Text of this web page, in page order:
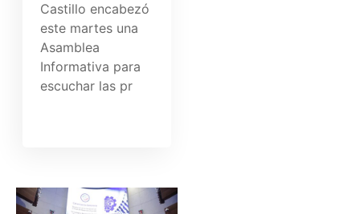
Castillo encabezó
este martes una
Asamblea
Informativa para
escuchar las pr